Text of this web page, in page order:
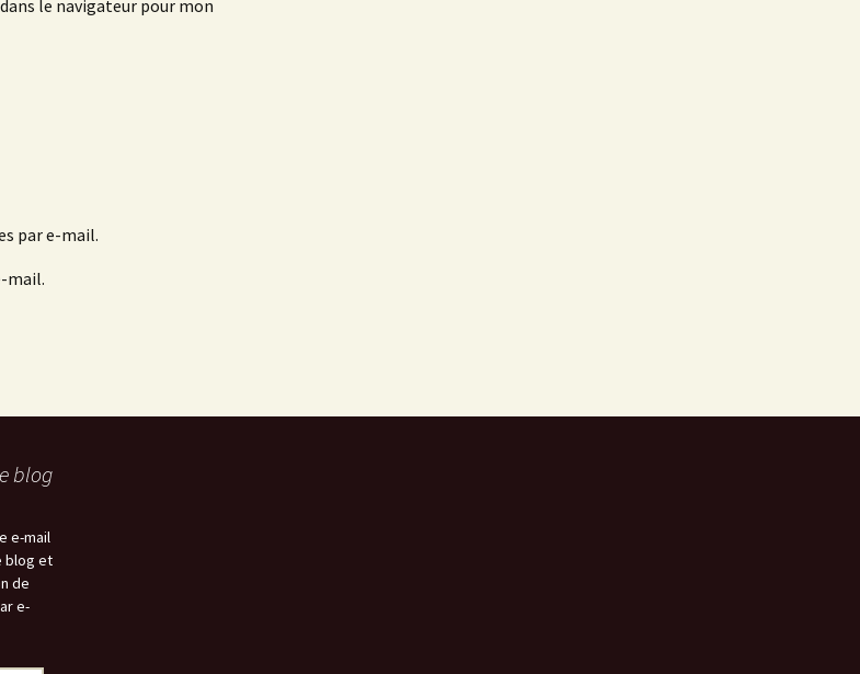
le navigateur pour mon
par e-mail.
mail.
blog
e-mail
blog et
de
e-